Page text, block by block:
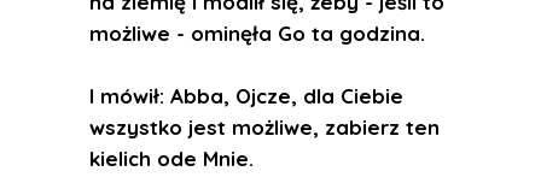
możliwe - ominęła Go ta godzina.
I mówił: Abba, Ojcze, dla Ciebie
wszystko jest możliwe, zabierz ten
kielich ode Mnie.